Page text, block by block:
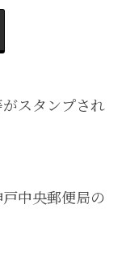
スタンプされ
中央郵便局の